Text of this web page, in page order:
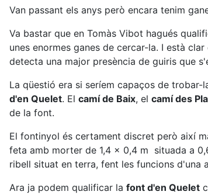
Van passant els anys però encara tenim
Va bastar que en Tomàs Vibot hagués
unes enormes ganes de cercar-la. I està
detecta una major presència de guiris que
La qüestió era si seríem capaços de
d'en Quelet. El camí de Baix, el camí des
de la font.
El fontinyol és certament discret però així
feta amb morter de 1,4 x 0,4 m situada a
ribell situat en terra, fent les funcions d'una
Ara ja podem qualificar la font d'en Quelet